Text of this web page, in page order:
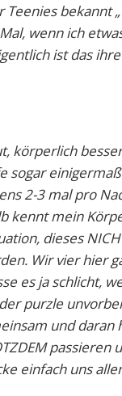
bekannt
wenn ich
ist das ihre
körperlich
sogar
2-3 mal pro
kennt mein
dieses
Wir vier hier
es ja schlicht,
purzle
und daran
passieren
einfach uns